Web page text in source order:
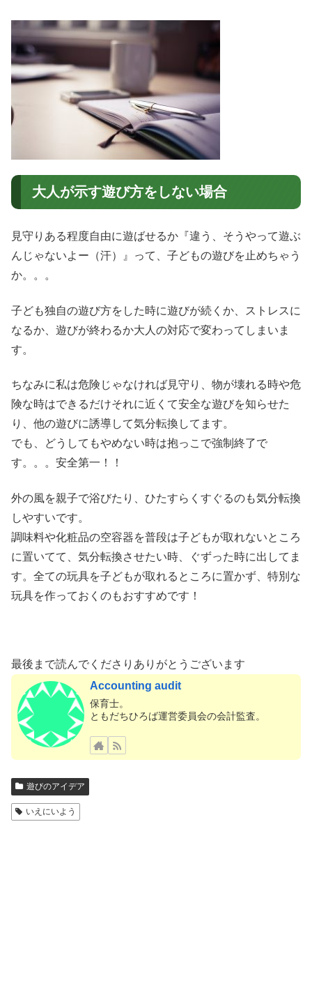
大人が示す遊び方をしない場合
見守りある程度自由に遊ばせるか『違う、そうやって遊ぶ
んじゃないよー（汗）』って、子どもの遊びを止めちゃう
か。。。
子ども独自の遊び方をした時に遊びが続くか、ストレスに
なるか、遊びが終わるか大人の対応で変わってしまいま
す。
ちなみに私は危険じゃなければ見守り、物が壊れる時や危
険な時はできるだけそれに近くて安全な遊びを知らせた
り、他の遊びに誘導して気分転換してます。
でも、どうしてもやめない時は抱っこで強制終了で
す。。。安全第一！！
外の風を親子で浴びたり、ひたすらくすぐるのも気分転換
しやすいです。
調味料や化粧品の空容器を普段は子どもが取れないところ
に置いてて、気分転換させたい時、ぐずった時に出してま
す。全ての玩具を子どもが取れるところに置かず、特別な
玩具を作っておくのもおすすめです！
最後まで読んでくださりありがとうございます
Accounting audit
保育士。
ともだちひろば運営委員会の会計監査。
遊びのアイデア
いえにいよう